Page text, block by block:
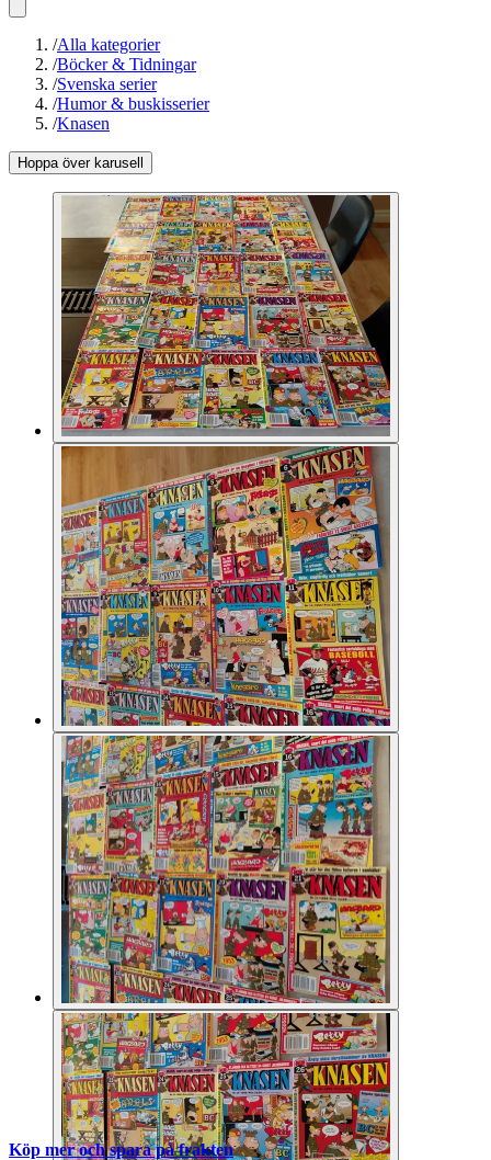
/Alla kategorier
/Böcker & Tidningar
/Svenska serier
/Humor & buskisserier
/Knasen
Hoppa över karusell
Köp mer och spara på frakten